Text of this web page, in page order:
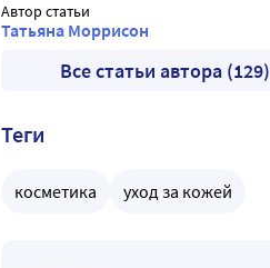
Автор статьи
Татьяна Моррисон
Все статьи автора (129)
Теги
косметика уход за кожей